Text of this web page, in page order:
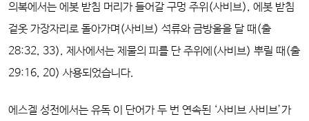
의복에서는 에봇 받침 머리가 들어갈 구멍 주위(사비브), 에봇 받침
겉옷 가장자리로 돌아가며(사비브) 석류와 금방울을 달 때(출
28:32, 33), 제사에서는 제물의 피를 단 주위에(사비브) 뿌릴 때(출
29:16, 20) 사용되었습니다.
에스겔 성전에서는 유독 이 단어가 두 번 연속된 ‘사비브 사비브’가